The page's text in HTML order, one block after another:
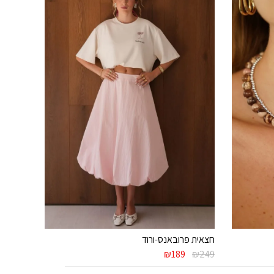
חצאית פרובאנס-ורוד
₪249
המחיר₪189